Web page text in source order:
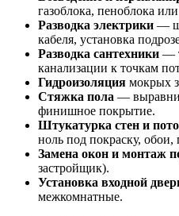
газоблока, пеноблока
Разводка электрики —
кабеля, установка
Разводка сантехники —
канализации к точкам
Гидроизоляция мокрых
Стяжка пола —
финишное покрытие.
Штукатурка стен и
ноль под покраску, обои,
Замена окон и монтаж
застройщик).
Установка входной
межкомнатные.